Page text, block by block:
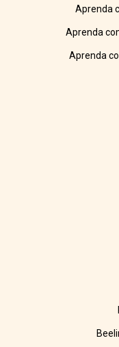
Aprenda
Aprenda
Aprenda